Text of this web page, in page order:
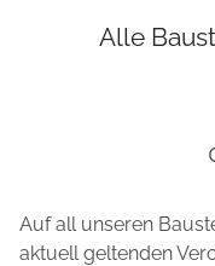
Alle
Auf all unseren
aktuell geltenden